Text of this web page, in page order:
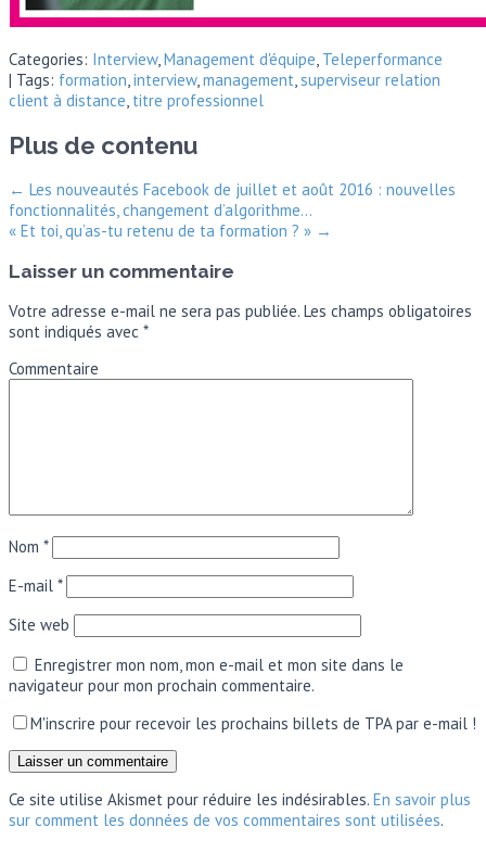
Categories: Interview,Management d'équipe, Teleperformance
| Tags: formation,interview,management,superviseur relation
client à distance, titre professionnel
Plus de contenu
← Les nouveautés Facebook de juillet et août 2016 : nouvelles
fonctionnalités, changement d’algorithme…
« Et toi, qu’as-tu retenu de ta formation ? » →
Laisser un commentaire
Votre adresse e-mail ne sera pas publiée. Les champs obligatoires
sont indiqués avec *
Commentaire
Nom *
E-mail *
Site web
Enregistrer mon nom, mon e-mail et mon site dans le
navigateur pour mon prochain commentaire.
M'inscrire pour recevoir les prochains billets de TPA par e-mail !
Ce site utilise Akismet pour réduire les indésirables. En savoir plus
sur comment les données de vos commentaires sont utilisées.